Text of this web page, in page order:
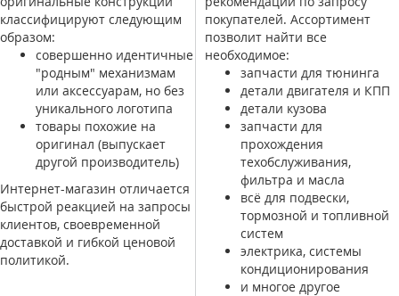
классифицируют следующим
образом:
совершенно идентичные
"родным" механизмам
или аксессуарам, но без
уникального логотипа
товары похожие на
оригинал (выпускает
другой производитель)
Интернет-магазин отличается
быстрой реакцией на запросы
клиентов, своевременной
доставкой и гибкой ценовой
политикой.
покупателей. Ассортимент
позволит найти все
необходимое:
запчасти для тюнинга
детали двигателя и КПП
детали кузова
запчасти для
прохождения
техобслуживания,
фильтра и масла
всё для подвески,
тормозной и топливной
систем
электрика, системы
кондиционирования
и многое другое